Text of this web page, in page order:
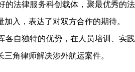
的法律服务科创载体，聚最优秀的
入，表达了对双方合作的期待。
各自独特的优势，在人员培训、实
角律师解决涉外航运案件。